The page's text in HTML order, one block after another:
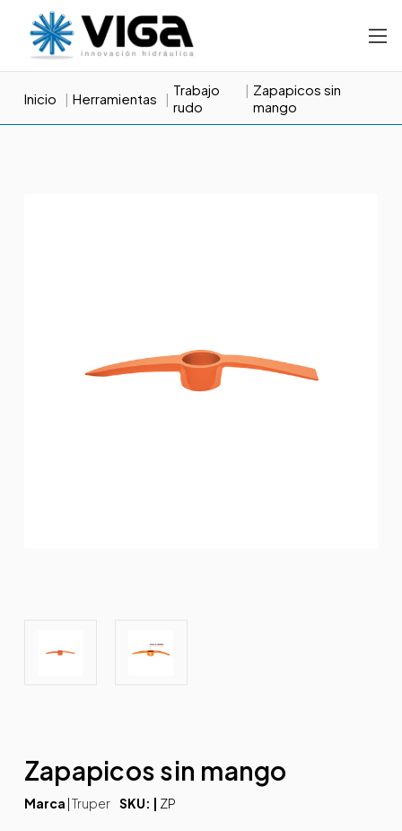
Inicio Herramientas
Trabajo
rudo
Zapapicos sin
mango
Zapapicos sin mango
Marca |Truper SKU: | ZP